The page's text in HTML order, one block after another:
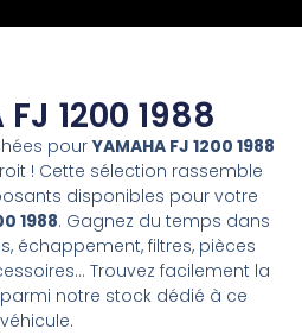
1200 1988
pourYAMAHA FJ 1200 1988
! Cette sélection rassemble
disponibles pour votre
1988. Gagnez du temps dans
échappement, filtres, pièces
Trouvez facilement la
notre stock dédié à ce
véhicule.